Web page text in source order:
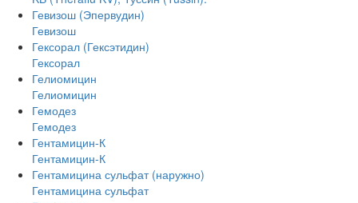
Гевизош (Эпервудин)
Гевизош
Гексорал (Гексэтидин)
Гексорал
Гелиомицин
Гелиомицин
Гемодез
Гемодез
Гентамицин-К
Гентамицин-К
Гентамицина сульфат (наружно)
Гентамицина сульфат